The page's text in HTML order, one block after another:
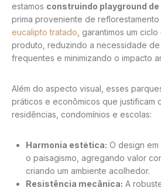
estamos construindo playground de
prima proveniente de
eucalipto tratado , garantimos um
produto, reduzindo a necessidade de
frequentes e minimizando o impacto
Além do aspecto visual, esses
práticos e econômicos que justificam
residências, condomínios e escolas:
Harmonia estética: O design em
o paisagismo, agregando valor
criando um ambiente acolhedor.
Resistência mecânica: A